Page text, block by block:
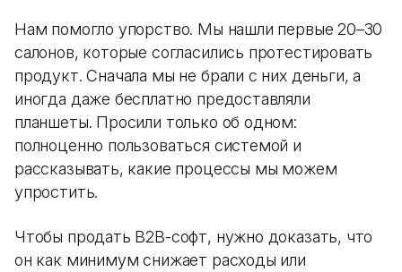
Нам помогло упорство. Мы нашли первые 20–30
салонов, которые согласились протестировать
продукт. Сначала мы не брали с них деньги, а
иногда даже бесплатно предоставляли
планшеты. Просили только об одном:
полноценно пользоваться системой и
рассказывать, какие процессы мы можем
упростить.
Чтобы продать B2B-софт, нужно доказать, что
он как минимум снижает расходы или